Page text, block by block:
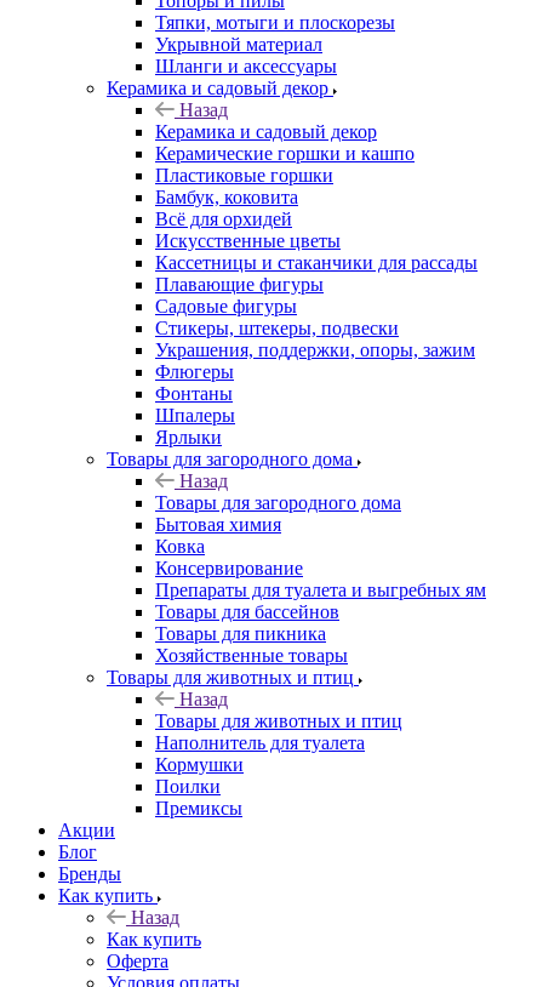
Тяпки, мотыги и плоскорезы
Укрывной материал
Шланги и аксессуары
Керамика и садовый декор
Назад
Керамика и садовый декор
Керамические горшки и кашпо
Пластиковые горшки
Бамбук, коковита
Всё для орхидей
Искусственные цветы
Кассетницы и стаканчики для рассады
Плавающие фигуры
Садовые фигуры
Стикеры, штекеры, подвески
Украшения, поддержки, опоры, зажим
Флюгеры
Фонтаны
Шпалеры
Ярлыки
Товары для загородного дома
Назад
Товары для загородного дома
Бытовая химия
Ковка
Консервирование
Препараты для туалета и выгребных ям
Товары для бассейнов
Товары для пикника
Хозяйственные товары
Товары для животных и птиц
Назад
Товары для животных и птиц
Наполнитель для туалета
Кормушки
Поилки
Премиксы
Акции
Блог
Бренды
Как купить
Назад
Как купить
Оферта
Условия оплаты